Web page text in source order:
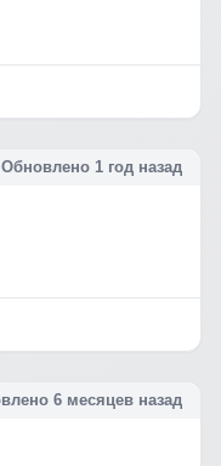
Обновлено 1 год назад
6 месяцев назад